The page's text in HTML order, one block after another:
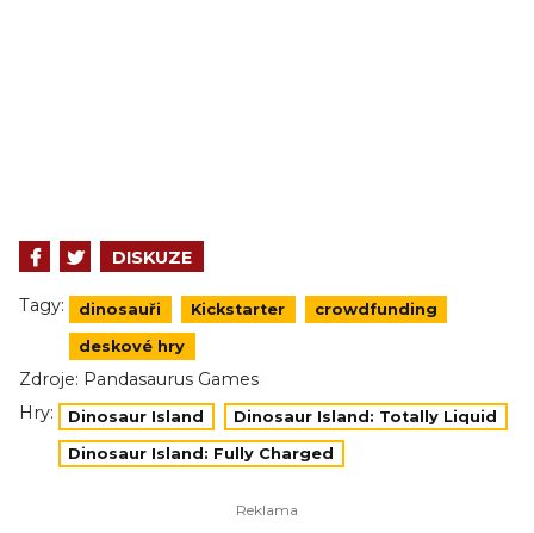
DISKUZE
Tagy: dinosauři Kickstarter crowdfunding
deskové hry
Zdroje: Pandasaurus Games
Hry:
Dinosaur Island Dinosaur Island: Totally Liquid
Dinosaur Island: Fully Charged